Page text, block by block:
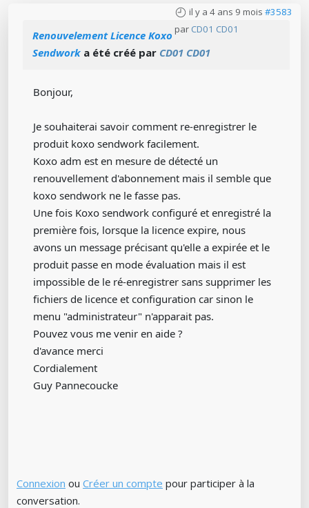
il y a 4 ans 9 mois #3583
par CD01 CD01
Renouvelement Licence Koxo
Sendwork a été créé par CD01 CD01
Bonjour,
Je souhaiterai savoir comment re-enregistrer le
produit koxo sendwork facilement.
Koxo adm est en mesure de détecté un
renouvellement d'abonnement mais il semble que
koxo sendwork ne le fasse pas.
Une fois Koxo sendwork configuré et enregistré la
première fois, lorsque la licence expire, nous
avons un message précisant qu'elle a expirée et le
produit passe en mode évaluation mais il est
impossible de le ré-enregistrer sans supprimer les
fichiers de licence et configuration car sinon le
menu "administrateur" n'apparait pas.
Pouvez vous me venir en aide ?
d'avance merci
Cordialement
Guy Pannecoucke
Connexion ou Créer un compte pour participer à la
conversation.